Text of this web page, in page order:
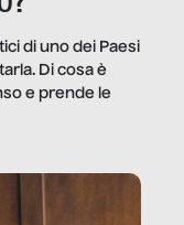
di uno dei Paesi
Di cosa è
e prende le